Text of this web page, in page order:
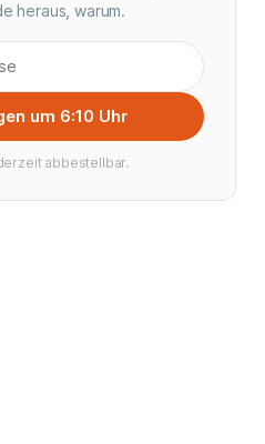
heraus, warum.
um 6:10 Uhr
abbestellbar.